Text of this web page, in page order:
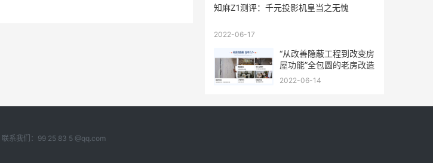
知麻Z1测评：千元投影机皇当之无愧
2022-06-17
“从改善隐蔽工程到改变房
屋功能”全包圆的老房改造
2022-06-14
联系我们：99 25 83 5 @qq.com